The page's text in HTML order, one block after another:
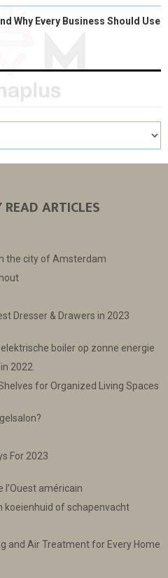
Why Every Business Should Use
ARTICLES
the city of Amsterdam
Dresser & Drawers in 2023
boiler op zonne energie
2022.
for Organized Living Spaces
For 2023
l’Ouest américain
koeienhuid of schapenvacht
and Air Treatment for Every Home